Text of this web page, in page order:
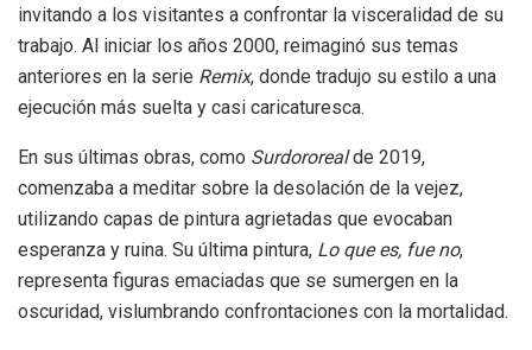
invitando a los visitantes a confrontar la visceralidad de su
trabajo. Al iniciar los años 2000, reimaginó sus temas
anteriores en la serie Remix, donde tradujo su estilo a una
ejecución más suelta y casi caricaturesca.
En sus últimas obras, como Surdororealde 2019,
comenzaba a meditar sobre la desolación de la vejez,
utilizando capas de pintura agrietadas que evocaban
esperanza y ruina. Su última pintura, Lo que es, fue no,
representa figuras emaciadas que se sumergen en la
oscuridad, vislumbrando confrontaciones con la mortalidad.